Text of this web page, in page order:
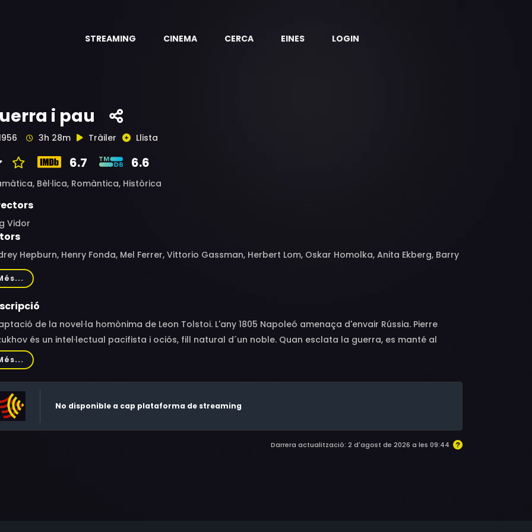
STREAMING CINEMA CERCA EINES LOGIN
i pau
3h 28m Tràiler Llista
6.7 6.6
Bèl·lica, Romàntica, Històrica
Vidor
Hepburn, Henry Fonda, Mel Ferrer, Vittorio Gassman, Herbert Lom, Oskar Homolka, Anita Ekberg, Barry
May Britt, Jeremy Brett, John Mills, Helmut Dantine, Tullio Carminati, Milly Vitale, Lea Seidl, Anna Maria
Wilfrid Lawson, Patrick Crean, Sean Barrett, Gertrude Flynn
de la novel·la homònima de Leon Tolstoi. L'any 1805 Napoleó amenaça d'envair Rússia. Pierre
és un intel·lectual pacifista i ociós, fill natural d´un noble. Quan esclata la guerra, es manté al
de la contesa i freqüenta la casa dels seus amics els Rostov, una acollidora família aristocràtica, en
brilla pel seu encant i generositat Natasha.
No disponible a cap plataforma de streaming
Darrera actualització: 2 d'agost de 2026 a les 09:44